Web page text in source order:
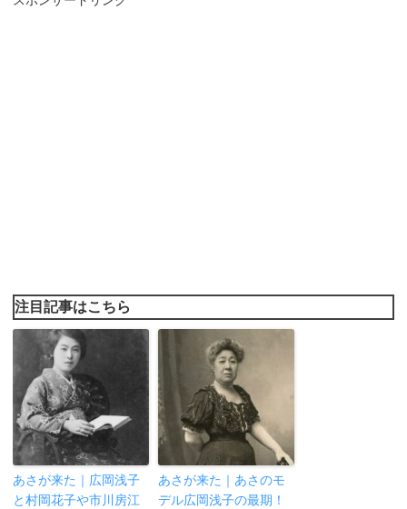
注目記事はこちら
あさが来た｜広岡浅子
と村岡花子や市川房江
あさが来た｜あさのモ
デル広岡浅子の最期！